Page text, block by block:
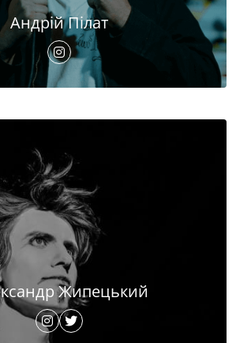
Андрій Пілат
Жипецький